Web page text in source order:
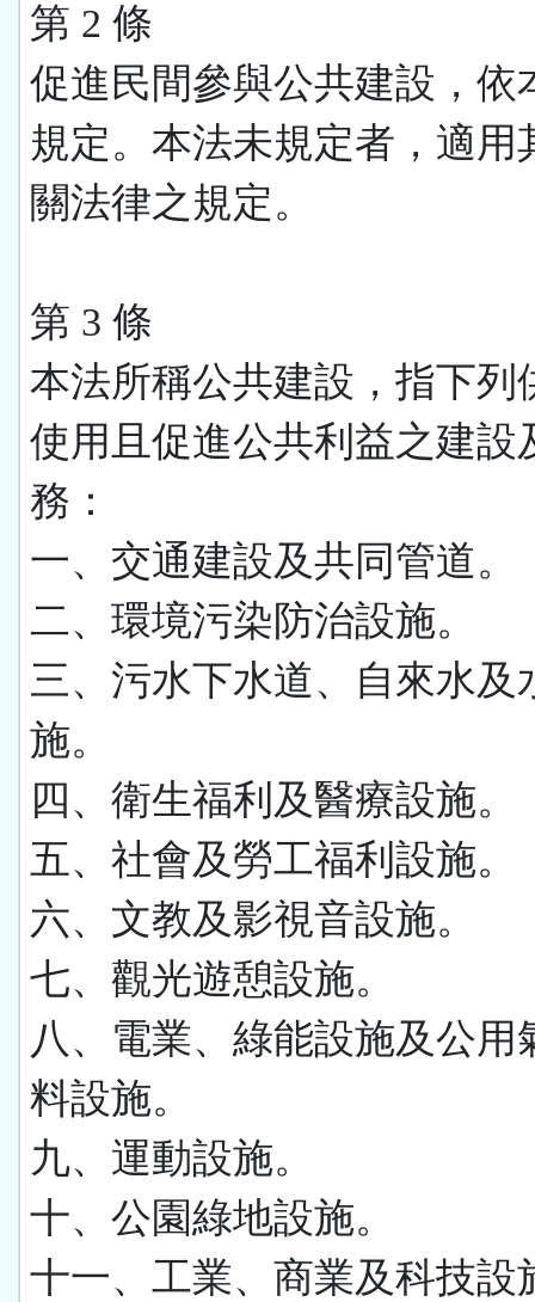
第 2 條
促進民間參與公共建設，依
規定。本法未規定者，適用
關法律之規定。
第 3 條
本法所稱公共建設，指下列
使用且促進公共利益之建設
務：
一、交通建設及共同管道。
二、環境污染防治設施。
三、污水下水道、自來水及
施。
四、衛生福利及醫療設施。
五、社會及勞工福利設施。
六、文教及影視音設施。
七、觀光遊憩設施。
八、電業、綠能設施及公用
料設施。
九、運動設施。
十、公園綠地設施。
十一、工業、商業及科技設